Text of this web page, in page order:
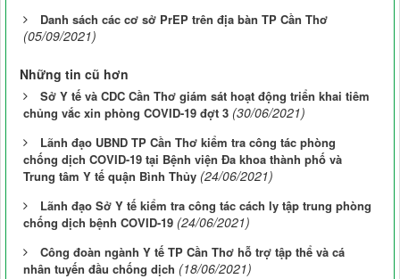
Danh sách các cơ sở PrEP trên địa bàn TP Cần Thơ
(05/09/2021)
Những tin cũ hơn
Sở Y tế và CDC Cần Thơ giám sát hoạt động triển khai tiêm
chủng vắc xin phòng COVID-19 đợt 3 (30/06/2021)
Lãnh đạo UBND TP Cần Thơ kiểm tra công tác phòng
chống dịch COVID-19 tại Bệnh viện Đa khoa thành phố và
Trung tâm Y tế quận Bình Thủy (24/06/2021)
Lãnh đạo Sở Y tế kiểm tra công tác cách ly tập trung phòng
chống dịch bệnh COVID-19 (24/06/2021)
Công đoàn ngành Y tế TP Cần Thơ hỗ trợ tập thể và cá
nhân tuyến đầu chống dịch (18/06/2021)